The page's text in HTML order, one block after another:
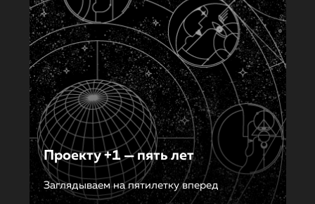
Проекту +1 — пять лет
Заглядываем на пятилетку вперед